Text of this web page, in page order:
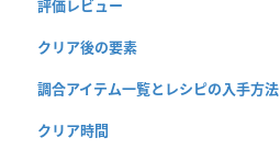
評価レビュー
クリア後の要素
調合アイテム一覧とレシピの入手方法
クリア時間